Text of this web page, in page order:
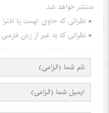
منتشر خواهد شد.
نظراتی که حاوی تهمت یا
نظراتی که به غیر از زبان